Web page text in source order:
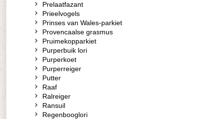
Prelaatfazant
Prieelvogels
Prinses van Wales-parkiet
Provencaalse grasmus
Pruimekopparkiet
Purperbuik lori
Purperkoet
Purperreiger
Putter
Raaf
Ralreiger
Ransuil
Regenbooglori